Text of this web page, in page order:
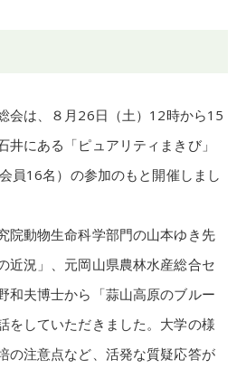
会は、８月26日（土）12時から15
にある「ピュアリティまきび」
員16名）の参加のもと開催しまし
院動物生命科学部門の山本ゆき先
近況」、元岡山県農林水産総合セ
和夫博士から「蒜山高原のブルー
をしていただきました。大学の様
の注意点など、活発な質疑応答が